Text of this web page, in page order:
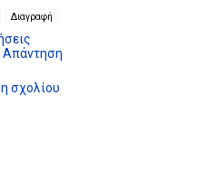
Διαγραφή
Απάντηση
σχολίου